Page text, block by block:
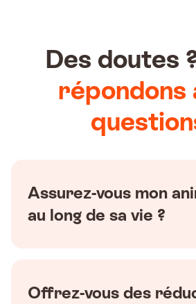
Des doutes
répondons
Assurez-vous mon
au long de sa vie ?
Offrez-vous des